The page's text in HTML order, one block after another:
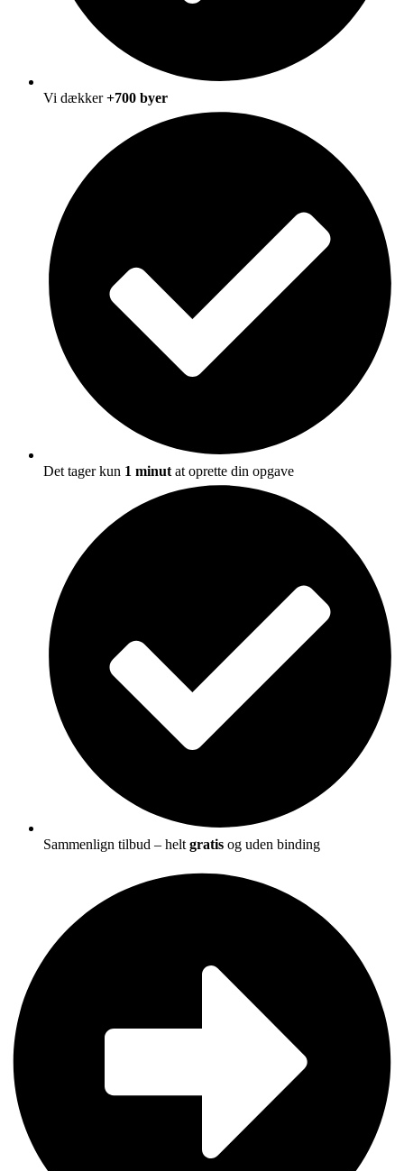
Vi dækker+700 byer
Det tager kun 1 minut at oprette din opgave
Sammenlign tilbud – helt gratis og uden binding